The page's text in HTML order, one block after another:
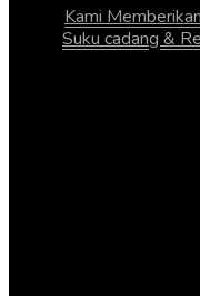
Kami
Suku cadang &